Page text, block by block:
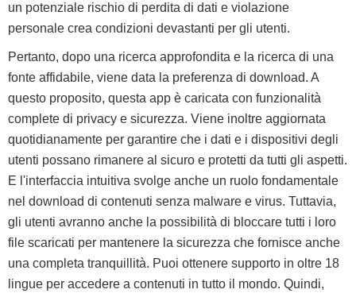
un potenziale rischio di perdita di dati e violazione
personale crea condizioni devastanti per gli utenti.
Pertanto, dopo una ricerca approfondita e la ricerca di una
fonte affidabile, viene data la preferenza di download. A
questo proposito, questa app è caricata con funzionalità
complete di privacy e sicurezza. Viene inoltre aggiornata
quotidianamente per garantire che i dati e i dispositivi degli
utenti possano rimanere al sicuro e protetti da tutti gli aspetti.
E l'interfaccia intuitiva svolge anche un ruolo fondamentale
nel download di contenuti senza malware e virus. Tuttavia,
gli utenti avranno anche la possibilità di bloccare tutti i loro
file scaricati per mantenere la sicurezza che fornisce anche
una completa tranquillità. Puoi ottenere supporto in oltre 18
lingue per accedere a contenuti in tutto il mondo. Quindi,